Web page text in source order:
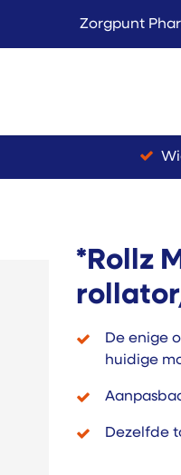
Zorgpunt
*Rollz
De enige
huidige
Dezelfde